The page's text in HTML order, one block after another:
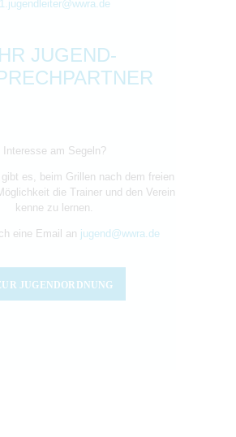
1.jugendleiter@wwra.de
JUGEND-
Interesse am Segeln?
es, beim Grillen nach dem freien
die Trainer und den Verein
kenne zu lernen.
eine Email an jugend@wwra.de
JUGENDORDNUNG